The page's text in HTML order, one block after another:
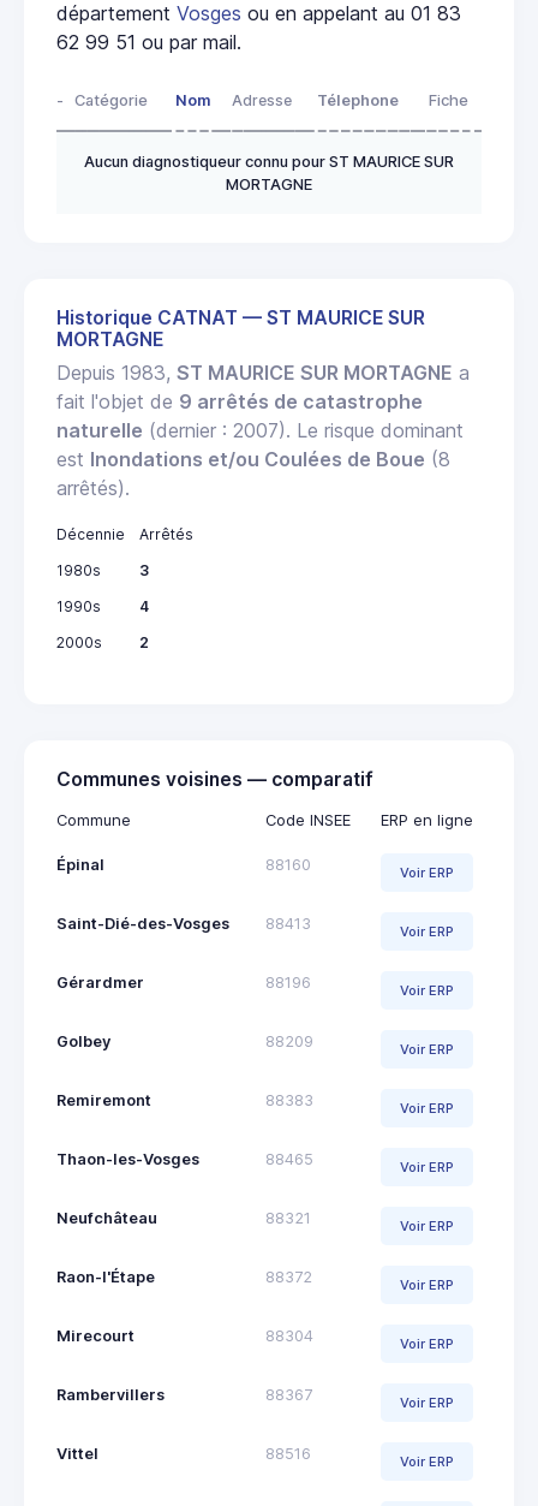
département Vosges ou en appelant au 01 83
62 99 51 ou par mail.
- Catégorie Nom Adresse Télephone Fiche
Aucun diagnostiqueur connu pour ST MAURICE SUR
MORTAGNE
Historique CATNAT — ST MAURICE SUR
MORTAGNE
Depuis 1983, ST MAURICE SUR MORTAGNE a
fait l'objet de 9 arrêtés de catastrophe
naturelle (dernier : 2007). Le risque dominant
est Inondations et/ou Coulées de Boue (8
arrêtés).
Décennie
Arrêtés
1980s
3
1990s
4
2000s
2
Communes voisines — comparatif
Commune Code INSEE ERP en ligne
Épinal 88160 Voir ERP
Saint-Dié-des-Vosges 88413 Voir ERP
Gérardmer 88196 Voir ERP
Golbey 88209 Voir ERP
Remiremont 88383 Voir ERP
Thaon-les-Vosges 88465 Voir ERP
Neufchâteau 88321 Voir ERP
Raon-l'Étape 88372 Voir ERP
Mirecourt 88304 Voir ERP
Rambervillers 88367 Voir ERP
Vittel 88516 Voir ERP